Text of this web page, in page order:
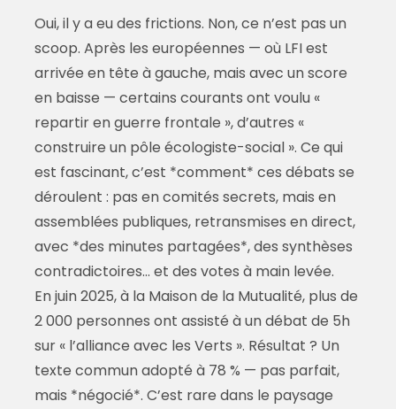
Oui, il y a eu des frictions. Non, ce n’est pas un
scoop. Après les européennes — où LFI est
arrivée en tête à gauche, mais avec un score
en baisse — certains courants ont voulu «
repartir en guerre frontale », d’autres «
construire un pôle écologiste-social ». Ce qui
est fascinant, c’est *comment* ces débats se
déroulent : pas en comités secrets, mais en
assemblées publiques, retransmises en direct,
avec *des minutes partagées*, des synthèses
contradictoires… et des votes à main levée.
En juin 2025, à la Maison de la Mutualité, plus de
2 000 personnes ont assisté à un débat de 5h
sur « l’alliance avec les Verts ». Résultat ? Un
texte commun adopté à 78 % — pas parfait,
mais *négocié*. C’est rare dans le paysage